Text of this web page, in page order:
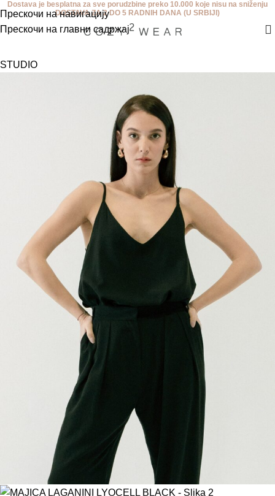
Прескочи на навигацију
Прескочи на главни садржај
Dostava je besplatna za sve porudzbine preko 10.000 koje nisu na sniženju
DOSTAVA ZA 2 DO 5 RADNIH DANA (U SRBIJI)
STUDIO